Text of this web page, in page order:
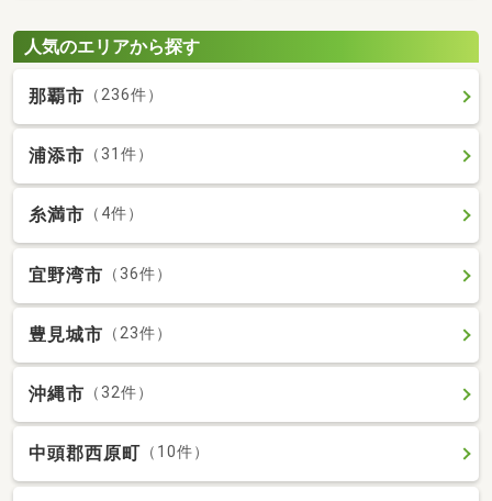
人気のエリアから探す
那覇市 （236件）
浦添市 （31件）
糸満市 （4件）
宜野湾市 （36件）
豊見城市 （23件）
沖縄市 （32件）
中頭郡西原町 （10件）